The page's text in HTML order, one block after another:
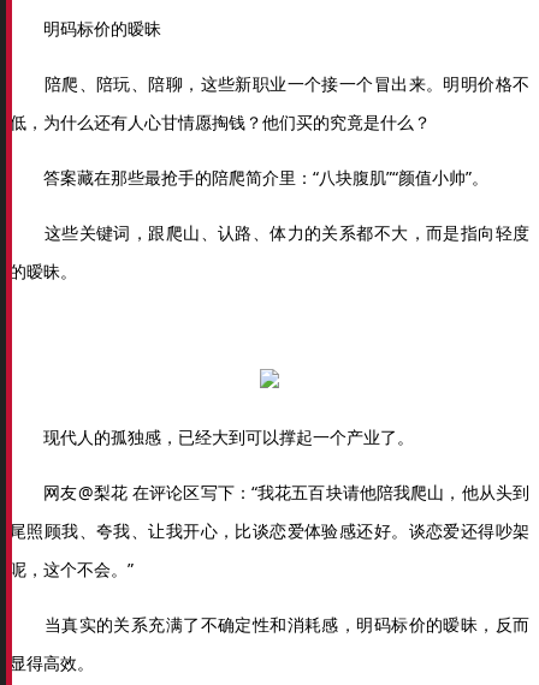
明码标价的暧昧
陪爬、陪玩、陪聊，这些新职业一个接一个冒出来。明明价格不
低，为什么还有人心甘情愿掏钱？他们买的究竟是什么？
答案藏在那些最抢手的陪爬简介里：“八块腹肌”“颜值小帅”。
这些关键词，跟爬山、认路、体力的关系都不大，而是指向轻度
的暧昧。
现代人的孤独感，已经大到可以撑起一个产业了。
网友@梨花 在评论区写下：“我花五百块请他陪我爬山，他从头到
尾照顾我、夸我、让我开心，比谈恋爱体验感还好。谈恋爱还得吵架
呢，这个不会。”
当真实的关系充满了不确定性和消耗感，明码标价的暧昧，反而
显得高效。